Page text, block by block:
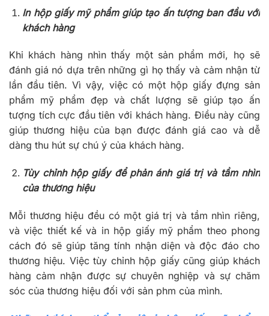
In hộp giấy mỹ phẩm giúp tạo ấn tượng ban đầu với
khách hàng
Khi khách hàng nhìn thấy một sản phẩm mới, họ sẽ
đánh giá nó dựa trên những gì họ thấy và cảm nhận từ
lần đầu tiên. Vì vậy, việc có một hộp giấy đựng sản
phẩm mỹ phẩm đẹp và chất lượng sẽ giúp tạo ấn
tượng tích cực đầu tiên với khách hàng. Điều này cũng
giúp thương hiệu của bạn được đánh giá cao và dễ
dàng thu hút sự chú ý của khách hàng.
Tùy chỉnh hộp giấy để phản ánh giá trị và tầm nhìn
của thương hiệu
Mỗi thương hiệu đều có một giá trị và tầm nhìn riêng,
và việc thiết kế và in hộp giấy mỹ phẩm theo phong
cách đó sẽ giúp tăng tính nhận diện và độc đáo cho
thương hiệu. Việc tùy chỉnh hộp giấy cũng giúp khách
hàng cảm nhận được sự chuyên nghiệp và sự chăm
sóc của thương hiệu đối với sản phm của mình.